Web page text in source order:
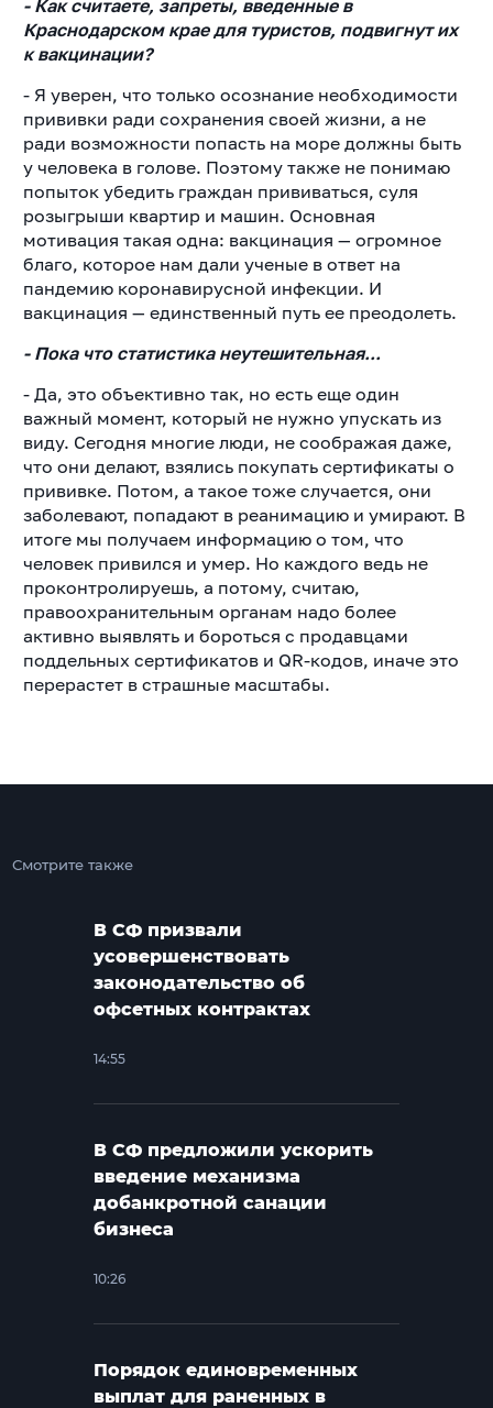
- Как считаете, запреты, введенные в
Краснодарском крае для туристов, подвигнут их
к вакцинации?
- Я уверен, что только осознание необходимости
прививки ради сохранения своей жизни, а не
ради возможности попасть на море должны быть
у человека в голове. Поэтому также не понимаю
попыток убедить граждан прививаться, суля
розыгрыши квартир и машин. Основная
мотивация такая одна: вакцинация — огромное
благо, которое нам дали ученые в ответ на
пандемию коронавирусной инфекции. И
вакцинация — единственный путь ее преодолеть.
- Пока что статистика неутешительная...
- Да, это объективно так, но есть еще один
важный момент, который не нужно упускать из
виду. Сегодня многие люди, не соображая даже,
что они делают, взялись покупать сертификаты о
прививке. Потом, а такое тоже случается, они
заболевают, попадают в реанимацию и умирают. В
итоге мы получаем информацию о том, что
человек привился и умер. Но каждого ведь не
проконтролируешь, а потому, считаю,
правоохранительным органам надо более
активно выявлять и бороться с продавцами
поддельных сертификатов и QR-кодов, иначе это
перерастет в страшные масштабы.
Смотрите также
В СФ призвали
усовершенствовать
законодательство об
офсетных контрактах
14:55
В СФ предложили ускорить
введение механизма
добанкротной санации
бизнеса
10:26
Порядок единовременных
выплат для раненных в